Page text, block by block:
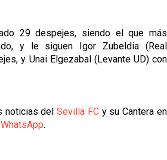
29 despejes, siendo el que más
y le siguen Igor Zubeldia (Real
y Unai Elgezabal (Levante UD) con
noticias delSevilla FCy su Cantera en
WhatsApp.